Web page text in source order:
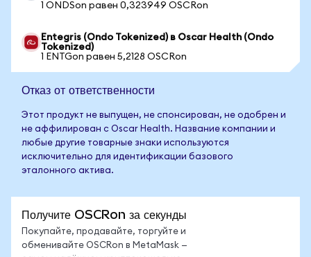
1 ONDSon равен 0,323949 OSCRon
Entegris (Ondo Tokenized) в Oscar Health (Ondo
Tokenized)
1 ENTGon равен 5,2128 OSCRon
Отказ от ответственности
Этот продукт не выпущен, не спонсирован, не одобрен и
не аффилирован с Oscar Health. Название компании и
любые другие товарные знаки используются
исключительно для идентификации базового
эталонного актива.
Получите OSCRon за секунды
Покупайте, продавайте, торгуйте и
обменивайте OSCRon в MetaMask —